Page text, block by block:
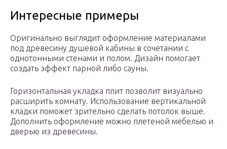
Интересные примеры
Оригинально выглядит оформление материалами
под древесину душевой кабины в сочетании с
однотонными стенами и полом. Дизайн помогает
создать эффект парной либо сауны.
Горизонтальная укладка плит позволит визуально
расширить комнату. Использование вертикальной
кладки поможет зрительно сделать потолок выше.
Дополнить оформление можно плетеной мебелью и
дверью из древесины.